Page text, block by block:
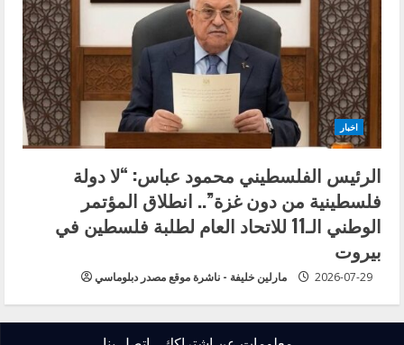
اخبار
الرئيس الفلسطيني محمود عباس: “لا دولة
فلسطينية من دون غزة”.. انطلاق المؤتمر
الوطني الـ11 للاتحاد العام لطلبة فلسطين في
بيروت
مارلين خليفة - ناشرة موقع مصدر دبلوماسي 2026-07-29